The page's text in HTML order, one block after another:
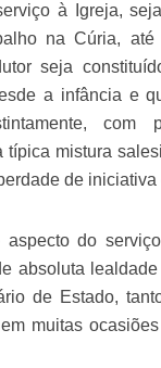
à Igreja,
na Cúria,
seja
a infância e
típica mistura
de iniciativa
do
absoluta
de Estado,
muitas